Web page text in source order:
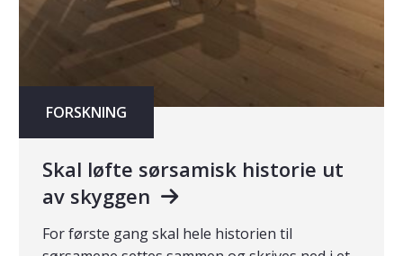
FORSKNING
Skal løfte sørsamisk historie ut
av skyggen
For første gang skal hele historien til